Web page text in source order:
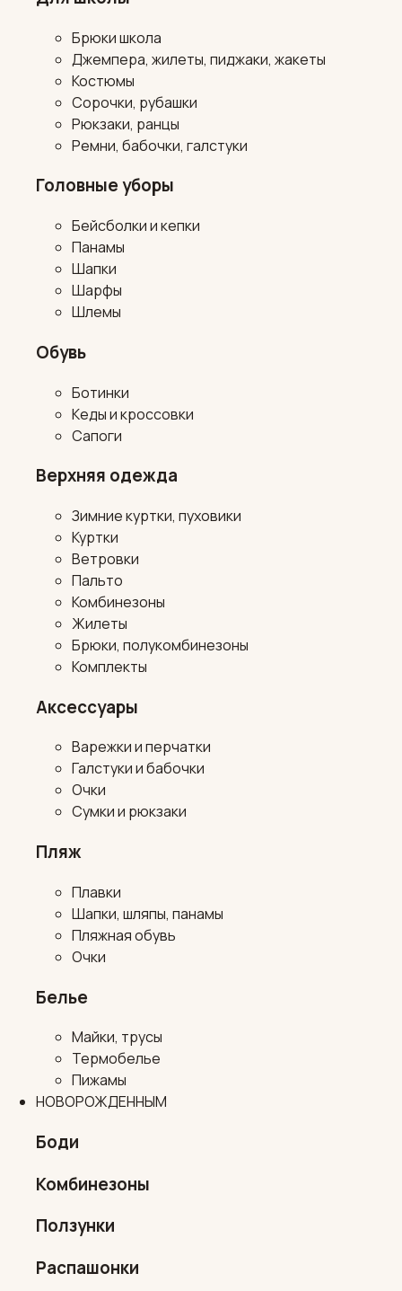
Брюки школа
Джемпера, жилеты, пиджаки, жакеты
Костюмы
Сорочки, рубашки
Рюкзаки, ранцы
Ремни, бабочки, галстуки
Головные уборы
Бейсболки и кепки
Панамы
Шапки
Шарфы
Шлемы
Обувь
Ботинки
Кеды и кроссовки
Сапоги
Верхняя одежда
Зимние куртки, пуховики
Куртки
Ветровки
Пальто
Комбинезоны
Жилеты
Брюки, полукомбинезоны
Комплекты
Аксессуары
Варежки и перчатки
Галстуки и бабочки
Очки
Сумки и рюкзаки
Пляж
Плавки
Шапки, шляпы, панамы
Пляжная обувь
Очки
Белье
Майки, трусы
Термобелье
Пижамы
НОВОРОЖДЕННЫМ
Боди
Комбинезоны
Ползунки
Распашонки